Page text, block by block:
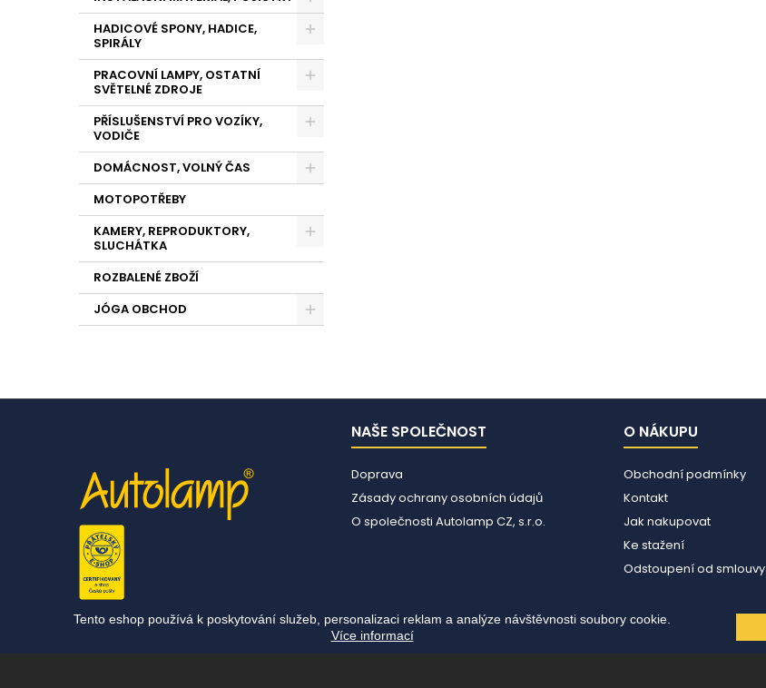
Tento eshop používá k poskytování služeb, personalizaci reklam a analýze návštěvnosti soubory cookie.
Více informací
HADICOVÉ SPONY, HADICE,
SPIRÁLY
PRACOVNÍ LAMPY, OSTATNÍ
SVĚTELNÉ ZDROJE
PŘÍSLUŠENSTVÍ PRO VOZÍKY,
VODIČE
DOMÁCNOST, VOLNÝ ČAS
MOTOPOTŘEBY
KAMERY, REPRODUKTORY,
SLUCHÁTKA
ROZBALENÉ ZBOŽÍ
JÓGA OBCHOD
NAŠE SPOLEČNOST
Doprava
Zásady ochrany osobních údajů
O společnosti Autolamp CZ, s.r.o.
O NÁKUPU
Obchodní podmínky
Kontakt
Jak nakupovat
Ke stažení
Odstoupení od smlouvy